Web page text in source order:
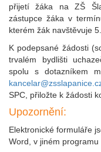
přijetí žáka na ZŠ
zástupce žáka v
kterém žák navštěvuje
K podepsané žádosti
trvalém bydlišti
spolu s dotazníkem
SPC, přiložte k žádosti
Upozornění:
Elektronické formuláře
Word, v jiném